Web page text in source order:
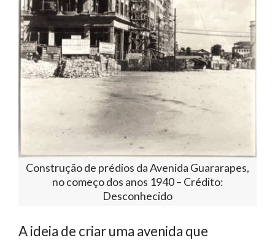
Construção de prédios da Avenida Guararapes,
no começo dos anos 1940 – Crédito:
Desconhecido
A ideia de criar uma avenida que